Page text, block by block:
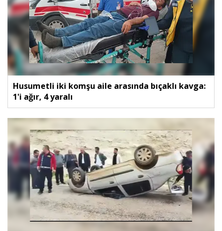
Husumetli iki komşu aile arasında bıçaklı kavga:
1'i ağır, 4 yaralı